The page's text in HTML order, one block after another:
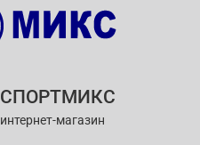
СПОРТМИКС
интернет-магазин